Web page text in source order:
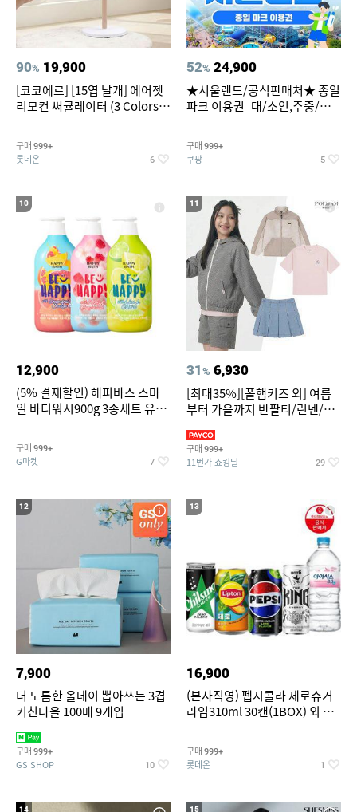
90% 19,900
[코코에르] [15엽 날개] 에어젯
리모컨 써큘레이터 (3 Colors
구매 999+
롯데온 6
52% 24,900
★서울랜드/공식판매처★ 종일
파크 이용권_대/소인,주중/주
구매 999+
쿠팡 5
10
12,900
(5% 결제할인) 해피바스 스마
일 바디워시900g 3종세트 유
구매 999+
G마켓 7
11
31% 6,930
[최대35%][폴햄키즈 외] 여름
부터 가을까지 반팔티/린넨/맨
구매 999+
11번가 쇼킹딜 29
12
7,900
더 도톰한 올데이 뽑아쓰는 3겹
키친타올 100매 9개입
구매 999+
GS SHOP 10
13
16,900
(본사직영) 펩시콜라 제로슈거
라임310ml 30캔(1BOX) 외 롯
구매 999+
롯데온 1
14 15